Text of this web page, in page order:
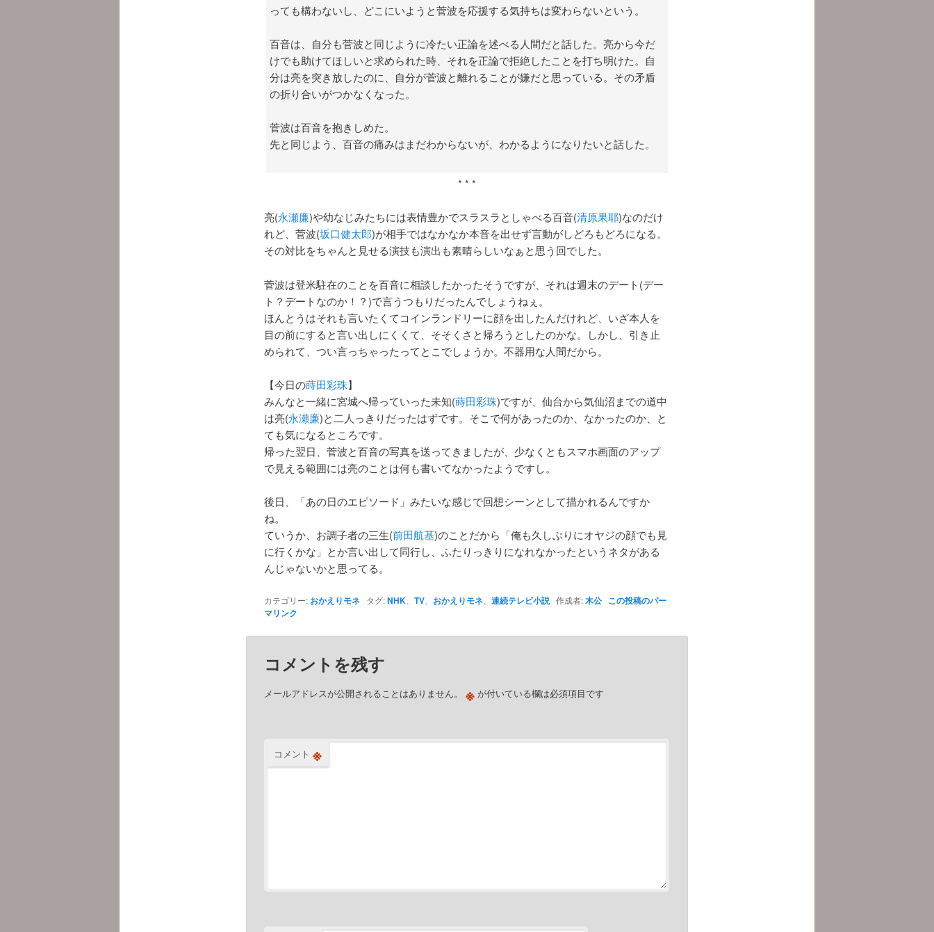
っても構わないし、どこにいようと菅波を応援する気持ちは変わらないという。
百音は、自分も菅波と同じように冷たい正論を述べる人間だと話した。亮から今だ
けでも助けてほしいと求められた時、それを正論で拒絶したことを打ち明けた。自
分は亮を突き放したのに、自分が菅波と離れることが嫌だと思っている。その矛盾
の折り合いがつかなくなった。
菅波は百音を抱きしめた。
先と同じよう、百音の痛みはまだわからないが、わかるようになりたいと話した。
* * *
亮(永瀬廉)や幼なじみたちには表情豊かでスラスラとしゃべる百音(清原果耶)なのだけ
れど、菅波(坂口健太郎)が相手ではなかなか本音を出せず言動がしどろもどろになる。
その対比をちゃんと見せる演技も演出も素晴らしいなぁと思う回でした。
菅波は登米駐在のことを百音に相談したかったそうですが、それは週末のデート(デー
ト？デートなのか！？)で言うつもりだったんでしょうねぇ。
ほんとうはそれも言いたくてコインランドリーに顔を出したんだけれど、いざ本人を
目の前にすると言い出しにくくて、そそくさと帰ろうとしたのかな。しかし、引き止
められて、つい言っちゃったってとこでしょうか。不器用な人間だから。
【今日の蒔田彩珠】
みんなと一緒に宮城へ帰っていった未知(蒔田彩珠)ですが、仙台から気仙沼までの道中
は亮(永瀬廉)と二人っきりだったはずです。そこで何があったのか、なかったのか、と
ても気になるところです。
帰った翌日、菅波と百音の写真を送ってきましたが、少なくともスマホ画面のアップ
で見える範囲には亮のことは何も書いてなかったようですし。
後日、「あの日のエピソード」みたいな感じで回想シーンとして描かれるんですか
ね。
ていうか、お調子者の三生(前田航基)のことだから「俺も久しぶりにオヤジの顔でも見
に行くかな」とか言い出して同行し、ふたりっきりになれなかったというネタがある
んじゃないかと思ってる。
カテゴリー: おかえりモネ タグ:NHK TV、 おかえりモネ 連続テレビ小説作成者:木公 この投稿のパー
マリンク
コメントを残す
メールアドレスが公開されることはありません。 ※が付いている欄は必須項目です
コメント ※